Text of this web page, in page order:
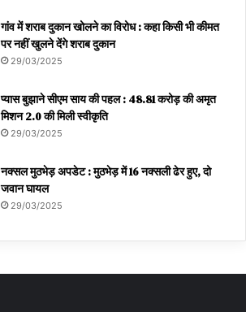
गांव में शराब दुकान खोलने का विरोध : कहा किसी भी कीमत
पर नहीं खुलने देंगे शराब दुकान
29/03/2025
प्यास बुझाने सीएम साय की पहल : 48.81 करोड़ की अमृत
मिशन 2.0 की मिली स्वीकृति
29/03/2025
नक्सल मुठभेड़ अपडेट : मुठभेड़ में 16 नक्सली ढेर हुए, दो
जवान घायल
29/03/2025